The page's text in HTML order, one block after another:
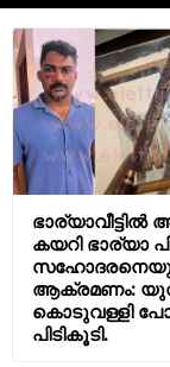
ഭാര്യാവീട്ടിൽ
കയറി ഭാര്യാ
ആക്രമണം:
കൊടുവള്ളി
പിടികൂടി.